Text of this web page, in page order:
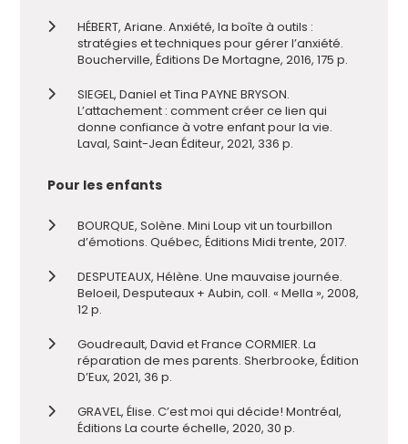
HÉBERT, Ariane. Anxiété, la boîte à outils :
stratégies et techniques pour gérer l’anxiété.
Boucherville, Éditions De Mortagne, 2016, 175 p.
SIEGEL, Daniel et Tina PAYNE BRYSON.
L’attachement : comment créer ce lien qui
donne confiance à votre enfant pour la vie.
Laval, Saint-Jean Éditeur, 2021, 336 p.
Pour les enfants
BOURQUE, Solène. Mini Loup vit un tourbillon
d’émotions. Québec, Éditions Midi trente, 2017.
DESPUTEAUX, Hélène. Une mauvaise journée.
Beloeil, Desputeaux + Aubin, coll. « Mella », 2008,
12 p.
Goudreault, David et France CORMIER. La
réparation de mes parents. Sherbrooke, Édition
D’Eux, 2021, 36 p.
GRAVEL, Élise. C’est moi qui décide! Montréal,
Éditions La courte échelle, 2020, 30 p.